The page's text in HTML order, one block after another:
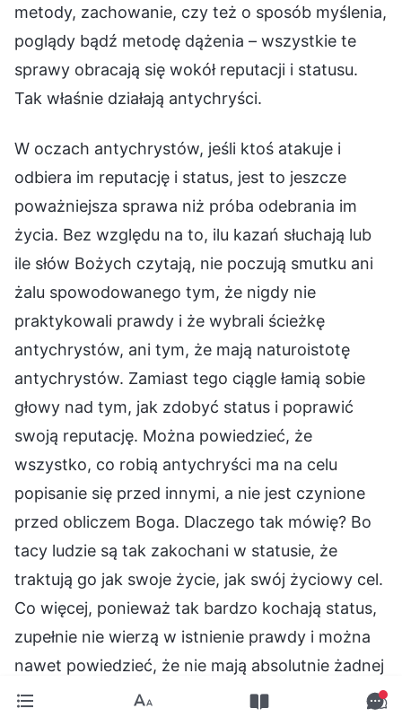
metody, zachowanie, czy też o sposób myślenia,
poglądy bądź metodę dążenia – wszystkie te
sprawy obracają się wokół reputacji i statusu.
Tak właśnie działają antychryści.
W oczach antychrystów, jeśli ktoś atakuje i
odbiera im reputację i status, jest to jeszcze
poważniejsza sprawa niż próba odebrania im
życia. Bez względu na to, ilu kazań słuchają lub
ile słów Bożych czytają, nie poczują smutku ani
żalu spowodowanego tym, że nigdy nie
praktykowali prawdy i że wybrali ścieżkę
antychrystów, ani tym, że mają naturoistotę
antychrystów. Zamiast tego ciągle łamią sobie
głowy nad tym, jak zdobyć status i poprawić
swoją reputację. Można powiedzieć, że
wszystko, co robią antychryści ma na celu
popisanie się przed innymi, a nie jest czynione
przed obliczem Boga. Dlaczego tak mówię? Bo
tacy ludzie są tak zakochani w statusie, że
traktują go jak swoje życie, jak swój życiowy cel.
Co więcej, ponieważ tak bardzo kochają status,
zupełnie nie wierzą w istnienie prawdy i można
nawet powiedzieć, że nie mają absolutnie żadnej
wiary w istnienie Boga. Tak więc bez względu na